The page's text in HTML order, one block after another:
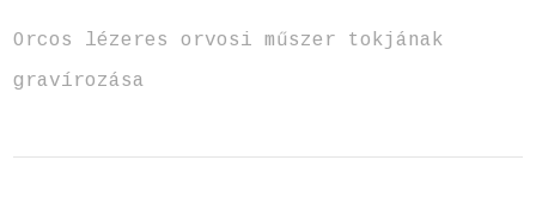
Orcos lézeres orvosi műszer tokjának
gravírozása